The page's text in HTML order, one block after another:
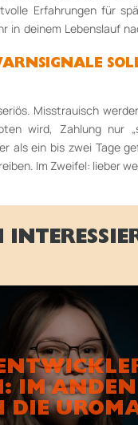
Erfahrungen für
in deinem Lebenslauf
Misstrauisch
wird, Zahlung nur
als ein bis zwei Tage
Im Zweifel: lieber
IM
DIE